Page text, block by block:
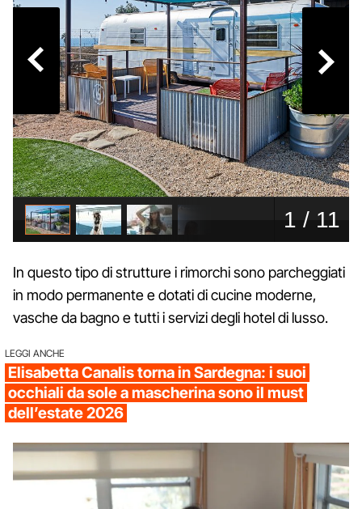
In questo tipo di strutture i rimorchi sono parcheggiati
in modo permanente e dotati di cucine moderne,
vasche da bagno e tutti i servizi degli hotel di lusso.
LEGGI ANCHE
Elisabetta Canalis torna in Sardegna: i suoi
occhiali da sole a mascherina sono il must
dell’estate 2026